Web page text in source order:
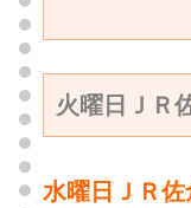
火曜日ＪＲ
水曜日ＪＲ